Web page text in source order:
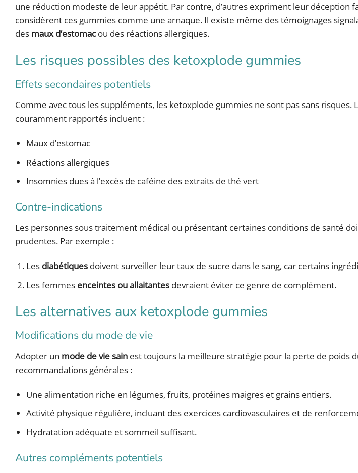
une réduction modeste de leur appétit. Par contre, d’autres expriment leur déception
considèrent ces gummies comme une arnaque. Il existe même des témoignages
des maux d’estomacou des réactions allergiques.
Les risques possibles des ketoxplode gummies
Effets secondaires potentiels
Comme avec tous les suppléments, les ketoxplode gummies ne sont pas sans risques.
couramment rapportés incluent :
Maux d’estomac
Réactions allergiques
Insomnies dues à l’excès de caféine des extraits de thé vert
Contre-indications
Les personnes sous traitement médical ou présentant certaines conditions de santé
prudentes. Par exemple :
Les diabétiques doivent surveiller leur taux de sucre dans le sang, car certains
Les femmes enceintes ou allaitantes devraient éviter ce genre de complément.
Les alternatives aux ketoxplode gummies
Modifications du mode de vie
Adopter un mode de vie sain est toujours la meilleure stratégie pour la perte de poids
recommandations générales :
Une alimentation riche en légumes, fruits, protéines maigres et grains entiers.
Activité physique régulière, incluant des exercices cardiovasculaires et de
Hydratation adéquate et sommeil suffisant.
Autres compléments potentiels